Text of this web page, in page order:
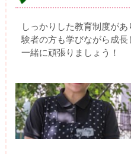
しっかりした教育制度が
験者の方も学びながら成長
一緒に頑張りましょう！